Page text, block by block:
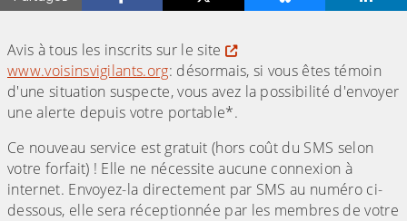
Avis à tous les inscrits sur le site
www.voisinsvigilants.org: désormais, si vous êtes témoin
d'une situation suspecte, vous avez la possibilité d'envoyer
une alerte depuis votre portable*.
Ce nouveau service est gratuit (hors coût du SMS selon
votre forfait) ! Elle ne nécessite aucune connexion à
internet. Envoyez-la directement par SMS au numéro ci-
dessous, elle sera réceptionnée par les membres de votre